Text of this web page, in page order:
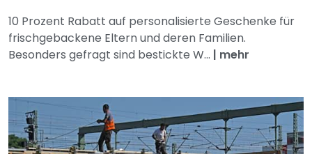
10 Prozent Rabatt auf personalisierte Geschenke für
frischgebackene Eltern und deren Familien.
Besonders gefragt sind bestickte W... | mehr